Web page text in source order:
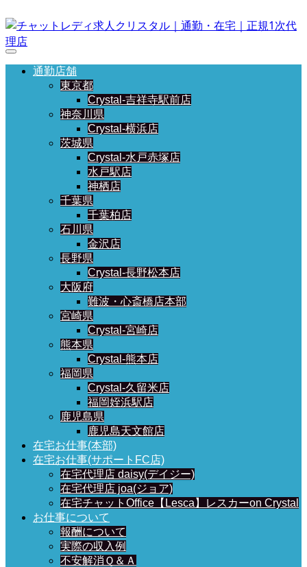
通勤店舗
東京都
Crystal-吉祥寺駅前店
神奈川県
Crystal-横浜店
茨城県
Crystal-水戸赤塚店
水戸駅店
神栖店
千葉県
千葉柏店
石川県
金沢店
長野県
Crystal-長野松本店
大阪府
難波・心斎橋店本部
宮崎県
Crystal-宮崎店
熊本県
Crystal-熊本店
福岡県
Crystal-久留米店
福岡姪浜駅店
鹿児島県
鹿児島天文館店
在宅お仕事(本部)
在宅お仕事(サポートFC店)
在宅代理店 daisy(デイジー)
在宅代理店 joa(ジョア)
在宅チャットOffice【Lesca】レスカーon Crystal
お仕事について
報酬について
実際の収入例
不安解消Ｑ＆Ａ